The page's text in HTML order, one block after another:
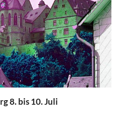
8. bis 10. Juli